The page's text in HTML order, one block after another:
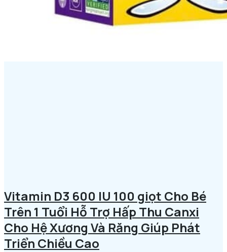
Vitamin D3 600 IU 100 giọt Cho Bé
Trên 1 Tuổi Hỗ Trợ Hấp Thu Canxi
Cho Hệ Xương Và Răng Giúp Phát
Triển Chiều Cao